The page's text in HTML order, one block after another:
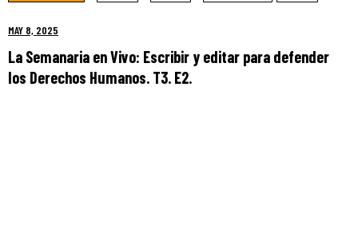
MAY 8, 2025
La Semanaria en Vivo: Escribir y editar para defender
los Derechos Humanos. T3. E2.